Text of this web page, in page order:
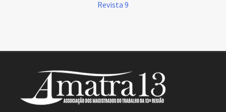
Revista 9